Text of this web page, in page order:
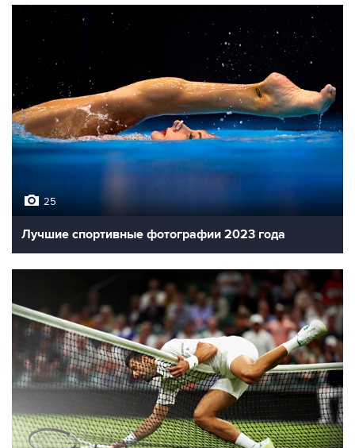
25
Лучшие спортивные фотографии 2023 года